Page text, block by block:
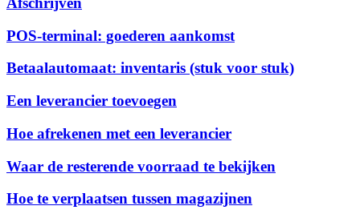
POS-terminal: goederen aankomst
Betaalautomaat: inventaris (stuk voor stuk)
Een leverancier toevoegen
Hoe afrekenen met een leverancier
Waar de resterende voorraad te bekijken
Hoe te verplaatsen tussen magazijnen